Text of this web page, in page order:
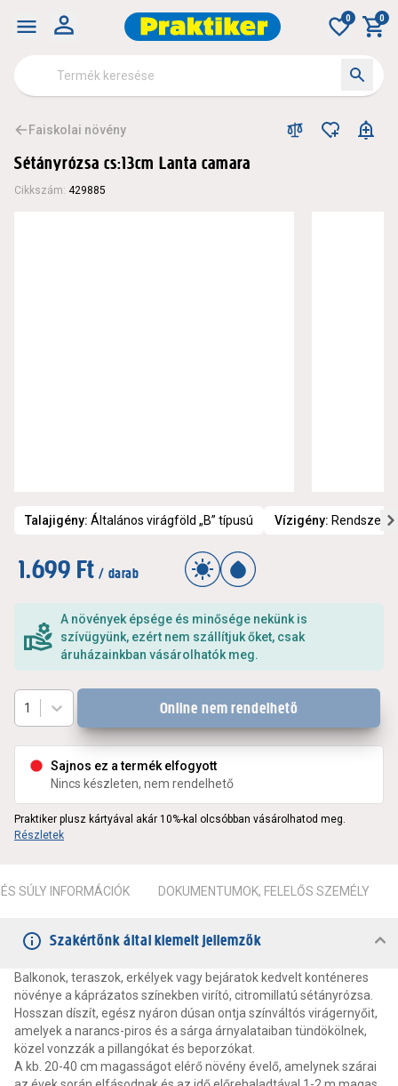
0 0
Faiskolai növény
Sétányrózsa cs:13cm Lanta camara
Cikkszám: 429885
Talajigény: Általános virágföld „B” típusú Vízigény:
1.699 Ft / darab
A növények épsége és minősége nekünk is
szívügyünk, ezért nem szállítjuk őket, csak
áruházainkban vásárolhatók meg.
Sajnos ez a termék elfogyott
Nincs készleten, nem rendelhető
1 Online nem rendelhető
Praktiker plusz kártyával akár 10%-kal olcsóbban vásárolhatod meg.
Részletek
SÚLY INFORMÁCIÓK DOKUMENTUMOK, FELELŐS SZEMÉLY
Szakértőnk által kiemelt jellemzők
Balkonok, teraszok, erkélyek vagy bejáratok kedvelt konténeres
növénye a káprázatos színekben virító, citromillatú sétányrózsa.
Hosszan díszít, egész nyáron dúsan ontja színváltós virágernyőit,
amelyek a narancs-piros és a sárga árnyalataiban tündökölnek,
közel vonzzák a pillangókat és beporzókat.
A kb. 20-40 cm magasságot elérő növény évelő, amelynek szárai